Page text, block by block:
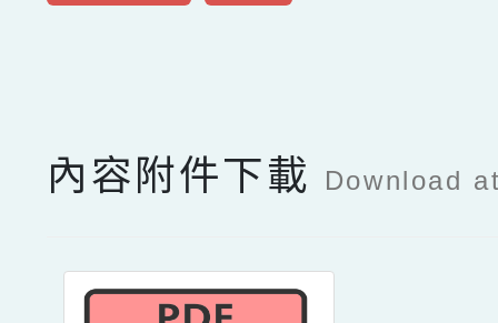
內容附件下載 Download